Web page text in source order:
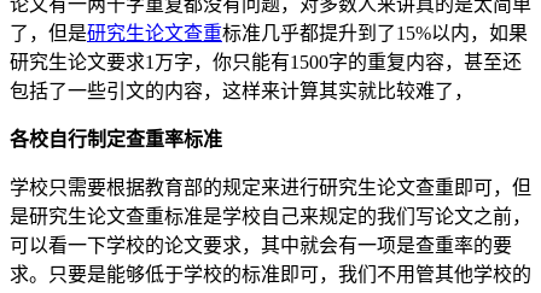
了，但是研究生论文查重标准几乎都提升到了15%以内，如果
研究生论文要求1万字，你只能有1500字的重复内容，甚至还
包括了一些引文的内容，这样来计算其实就比较难了，
各校自行制定查重率标准
学校只需要根据教育部的规定来进行研究生论文查重即可，但
是研究生论文查重标准是学校自己来规定的我们写论文之前，
可以看一下学校的论文要求，其中就会有一项是查重率的要
求。只要是能够低于学校的标准即可，我们不用管其他学校的